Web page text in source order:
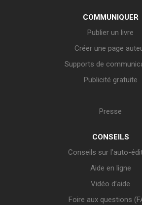
COMMUNIQUER
Publier un livre
Créer une page
Supports de
Publicité gratuite
Presse
CONSEILS
Conseils sur l’auto-
Aide en ligne
Vidéo d’aide
Foire aux questions